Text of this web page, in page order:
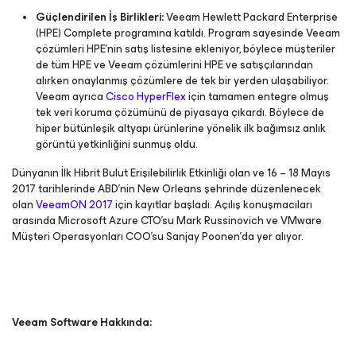
Güçlendirilen İş Birlikleri:Veeam Hewlett Packard Enterprise
(HPE) Complete programına katıldı. Program sayesinde Veeam
çözümleri HPE’nin satış listesine ekleniyor, böylece müşteriler
de tüm HPE ve Veeam çözümlerini HPE ve satışçılarından
alırken onaylanmış çözümlere de tek bir yerden ulaşabiliyor.
Veeam ayrıcaCisco HyperFlexiçin tamamen entegre olmuş
tek veri koruma çözümünü de piyasaya çıkardı. Böylece de
hiper bütünleşik altyapı ürünlerine yönelik ilk bağımsız anlık
görüntü yetkinliğini sunmuş oldu.
Dünyanın İlk Hibrit Bulut Erişilebilirlik Etkinliği olan ve 16 – 18 Mayıs
2017 tarihlerinde ABD’nin New Orleans şehrinde düzenlenecek
olanVeeamON 2017için kayıtlar başladı. Açılış konuşmacıları
arasında Microsoft Azure CTO’su Mark Russinovich ve VMware
Müşteri Operasyonları COO’su Sanjay Poonen’da yer alıyor.
Veeam Software Hakkında: